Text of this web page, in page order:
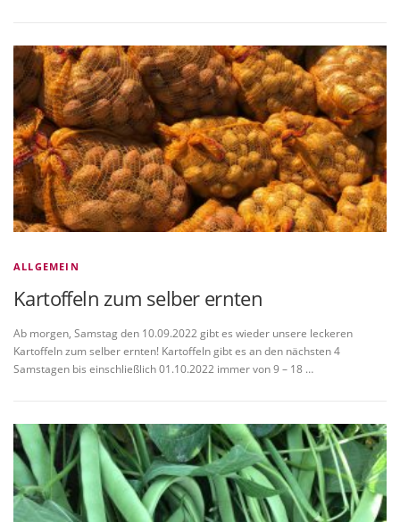
ALLGEMEIN
Kartoffeln zum selber ernten
Ab morgen, Samstag den 10.09.2022 gibt es wieder unsere leckeren
Kartoffeln zum selber ernten! Kartoffeln gibt es an den nächsten 4
Samstagen bis einschließlich 01.10.2022 immer von 9 – 18 …